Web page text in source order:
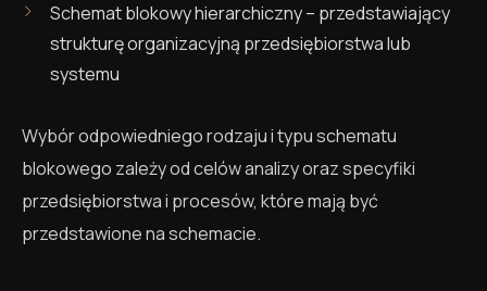
Schemat blokowy hierarchiczny – przedstawiający
strukturę organizacyjną przedsiębiorstwa lub
systemu
Wybór odpowiedniego rodzaju i typu schematu
blokowego zależy od celów analizy oraz specyfiki
przedsiębiorstwa i procesów, które mają być
przedstawione na schemacie.